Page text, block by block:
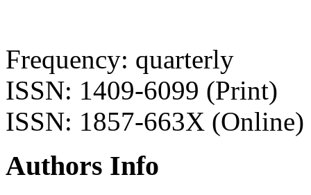
Frequency: quarterly
ISSN: 1409-6099 (Print)
ISSN: 1857-663X (Online)
Authors Info